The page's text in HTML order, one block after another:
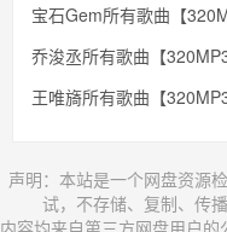
宝石Gem所有歌曲【
乔浚丞所有歌曲【
王唯旖所有歌曲【
声明：本站是一个网盘资源
试，不存储、复制、传
内容均来自第三方网盘用户